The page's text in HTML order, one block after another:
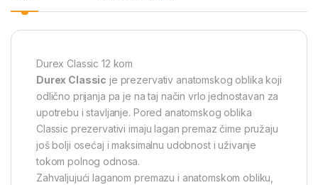
Durex Classic 12 kom
Durex Classic je prezervativ anatomskog oblika koji
odlično prijanja pa je na taj način vrlo jednostavan za
upotrebu i stavljanje. Pored anatomskog oblika
Classic prezervativi imaju lagan premaz čime pružaju
još bolji osećaj i maksimalnu udobnost i uživanje
tokom polnog odnosa.
Zahvaljujući laganom premazu i anatomskom obliku,